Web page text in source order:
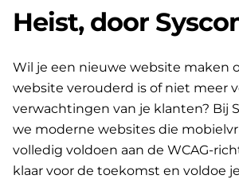
Heist, door
Wil je een nieuwe website maken
website verouderd is of niet meer
verwachtingen van je klanten? Bij
we moderne websites die
volledig voldoen aan de WCAG-
klaar voor de toekomst en voldoe